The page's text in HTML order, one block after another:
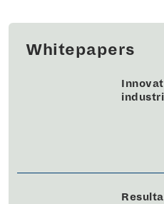
Whitepapers